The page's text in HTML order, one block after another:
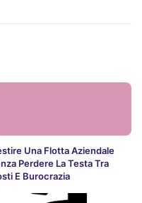
Una Flotta Aziendale
Perdere La Testa Tra
E Burocrazia